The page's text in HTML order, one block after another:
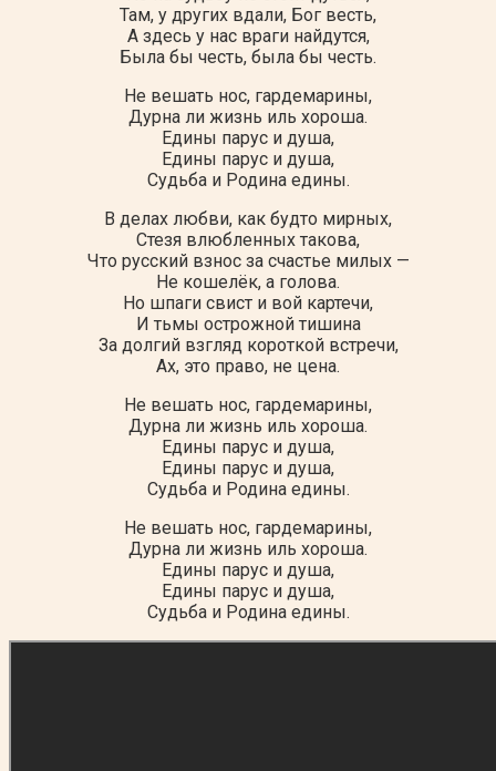
Там, у других вдали, Бог весть,
А здесь у нас враги найдутся,
Была бы честь, была бы честь.
Не вешать нос, гардемарины,
Дурна ли жизнь иль хороша.
Едины парус и душа,
Едины парус и душа,
Судьба и Родина едины.
В делах любви, как будто мирных,
Стезя влюбленных такова,
Что русский взнос за счастье милых —
Не кошелёк, а голова.
Но шпаги свист и вой картечи,
И тьмы острожной тишина
За долгий взгляд короткой встречи,
Ах, это право, не цена.
Не вешать нос, гардемарины,
Дурна ли жизнь иль хороша.
Едины парус и душа,
Едины парус и душа,
Судьба и Родина едины.
Не вешать нос, гардемарины,
Дурна ли жизнь иль хороша.
Едины парус и душа,
Едины парус и душа,
Судьба и Родина едины.